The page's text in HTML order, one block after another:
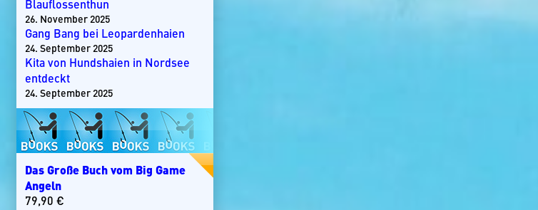
Blauflossenthun
26. November 2025
Gang Bang bei Leopardenhaien
24. September 2025
Kita von Hundshaien in Nordsee
entdeckt
24. September 2025
Das Große Buch vom Big Game
Angeln
79,90 €